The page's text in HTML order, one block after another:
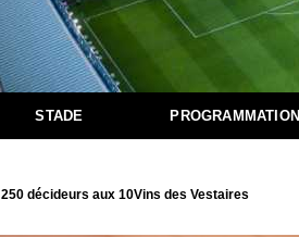
STADE PROGRAMMATION
250 décideurs aux 10Vins des Vestaires